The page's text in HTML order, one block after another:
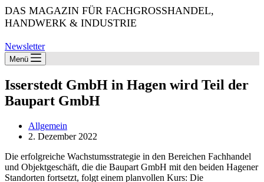
DAS MAGAZIN FÜR FACHGROSSHANDEL,
HANDWERK & INDUSTRIE
Newsletter
Menü
Isserstedt GmbH in Hagen wird Teil der
Baupart GmbH
Allgemein
2. Dezember 2022
Die erfolgreiche Wachstumsstrategie in den Bereichen Fachhandel
und Objektgeschäft, die die Baupart GmbH mit den beiden Hagener
Standorten fortsetzt, folgt einem planvollen Kurs: Die